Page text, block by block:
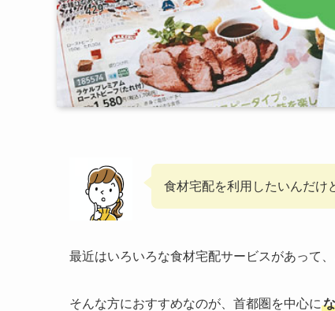
食材宅配を利用したいんだけ
最近はいろいろな食材宅配サービスがあって
そんな方におすすめなのが、首都圏を中心に